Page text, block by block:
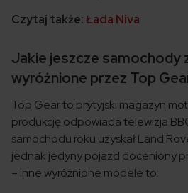
Czytaj także:Łada Niva
Jakie jeszcze samochody
wyróżnione przez Top
Top Gear to brytyjski magazyn
produkcję odpowiada telewizja
samochodu roku uzyskał Land
jednak jedyny pojazd doceniony
– inne wyróżnione modele to: